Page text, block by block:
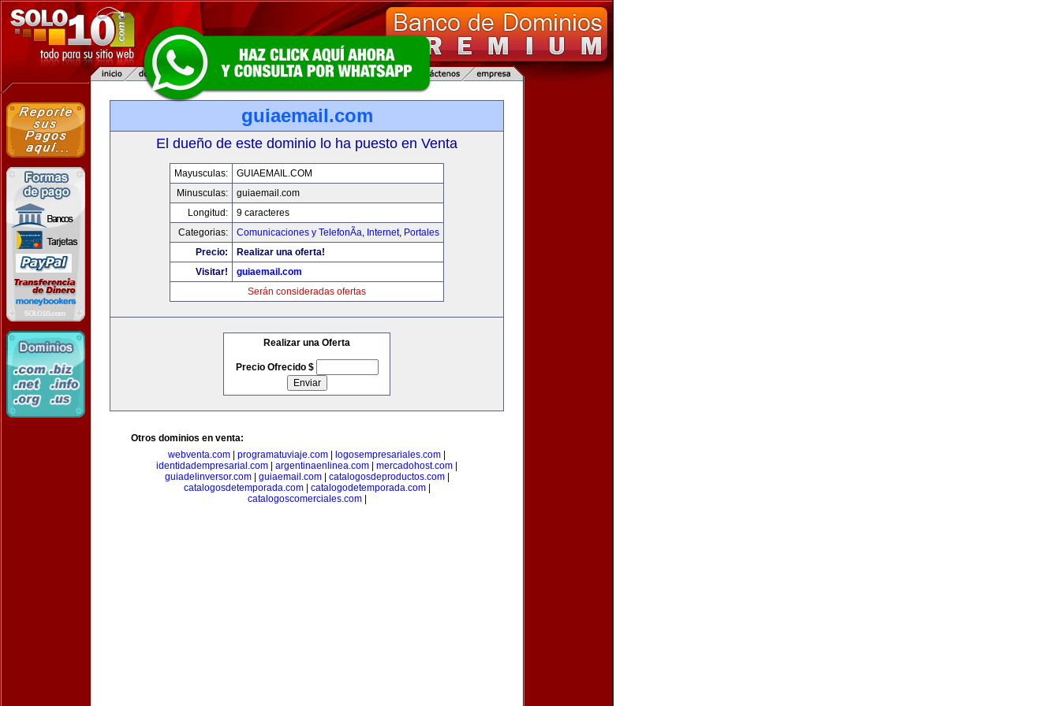
guiaemail.com
El dueño de este dominio lo ha puesto en Venta
Mayusculas:
GUIAEMAIL.COM
Minusculas:
guiaemail.com
Longitud:
9 caracteres
Categorias:
Comunicaciones y TelefonÃ­a, Internet, Portales
Precio:
Realizar una oferta!
Visitar!
guiaemail.com
Serán consideradas ofertas
Realizar una Oferta
Precio Ofrecido $
Otros dominios en venta:
webventa.com
programatuviaje.com logosempresariales.com
identidadempresarial.com
argentinaenlinea.com mercadohost.com
guiadelinversor.com| guiaemail.com| catalogosdeproductos.com|
catalogosdetemporada.com| catalogodetemporada.com|
catalogoscomerciales.com|